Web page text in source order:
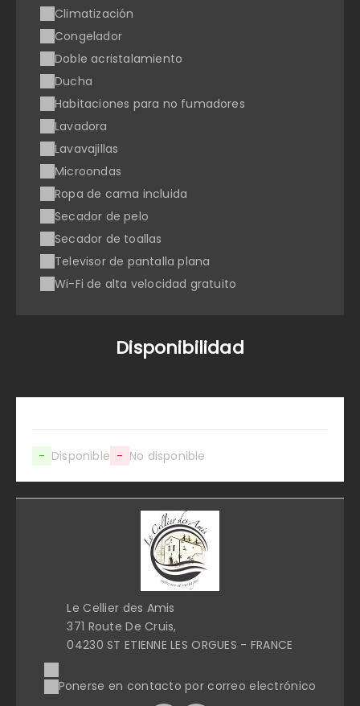
Climatización
Congelador
Doble acristalamiento
Ducha
Habitaciones para no fumadores
Lavadora
Lavavajillas
Microondas
Ropa de cama incluida
Secador de pelo
Secador de toallas
Televisor de pantalla plana
Wi-Fi de alta velocidad gratuito
Disponibilidad
- Disponible - No disponible
Le Cellier des Amis
371 Route De Cruis,
04230 ST ETIENNE LES ORGUES - FRANCE
Ponerse en contacto por correo electrónico